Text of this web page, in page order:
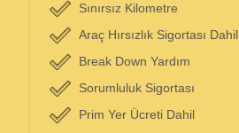
Sınırsız Kilometre
Araç Hırsızlık Sigortası Dahil
Break Down Yardım
Sorumluluk Sigortası
Prim Yer Ücreti Dahil